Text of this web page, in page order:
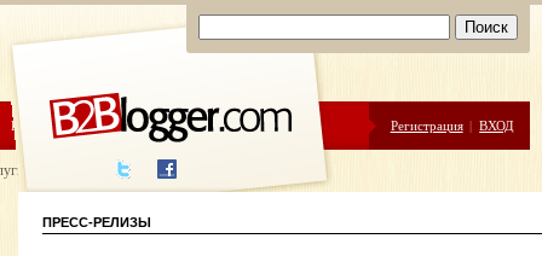
ЦЕНЫ ПОМОЩЬ Регистрация | ВХОД
написания
ПРЕСС-РЕЛИЗЫ